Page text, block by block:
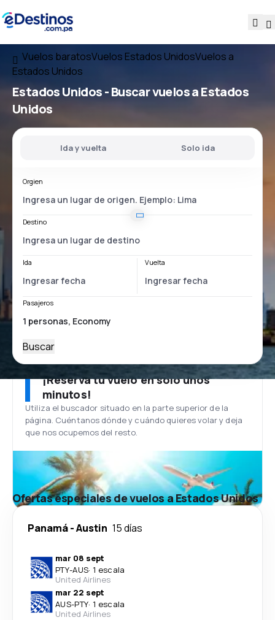
Vuelos baratosVuelos Estados UnidosVuelos a
Estados Unidos
Estados Unidos - Buscar vuelos a Estados
Unidos
Ida y vuelta Solo ida
Orgien
Destino
Ida Vuelta
Pasajeros
Buscar
¡Reserva tu vuelo en solo unos
minutos!
Utiliza el buscador situado en la parte superior de la
página. Cuéntanos dónde y cuándo quieres volar y deja
que nos ocupemos del resto.
Ofertas especiales de vuelos a Estados Unidos
Panamá-Austin 15 días
mar 08 sept
PTY-AUS· 1 escala
United Airlines
mar 22 sept
AUS-PTY· 1 escala
United Airlines